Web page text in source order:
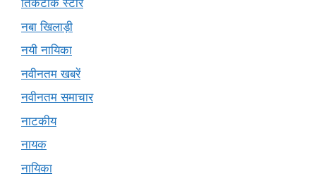
तिकटोक स्टार
नबा खिलाड़ी
नयी नायिका
नवीनतम खबरें
नवीनतम समाचार
नाटकीय
नायक
नायिका